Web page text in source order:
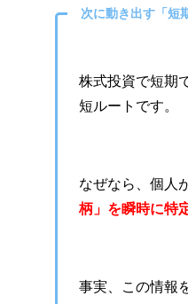
次に動き出す「短
株式投資で短期
短ルートです。
なぜなら、個人
柄」を瞬時に特
事実、この情報